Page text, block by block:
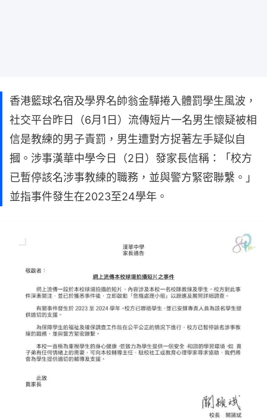
香港籃球名宿及學界名帥翁金驊捲入體罰學生風波，
社交平台昨日（6月1日）流傳短片一名男生懷疑被相
信是教練的男子責罰，男生遭對方捉著左手疑似自
摑。涉事漢華中學今日（2日）發家長信稱：「校方
已暫停該名涉事教練的職務，並與警方緊密聯繫。」
並指事件發生在2023至24學年。